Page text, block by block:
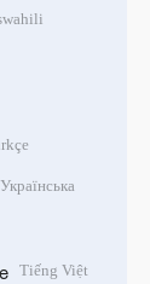
Українська
Tiếng Việt